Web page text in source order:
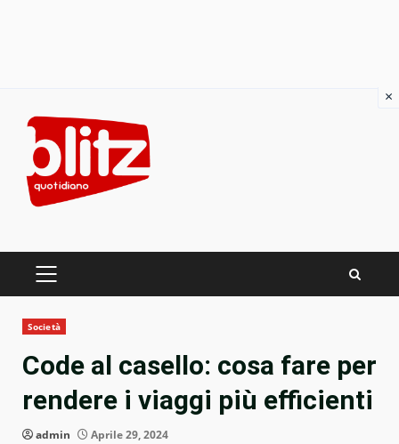
content
PRIMARY
Società
Code al casello: cosa fare per
rendere i viaggi più efficienti
admin Aprile 29, 2024
×